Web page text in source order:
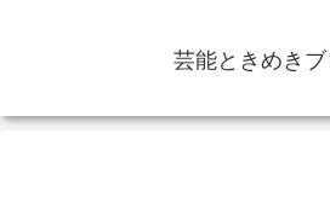
芸能ときめき